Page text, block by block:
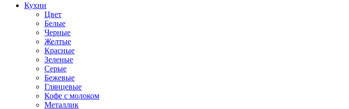
Кухни
Цвет
Белые
Черные
Желтые
Красные
Зеленые
Серые
Бежевые
Глянцевые
Кофе с молоком
Металлик